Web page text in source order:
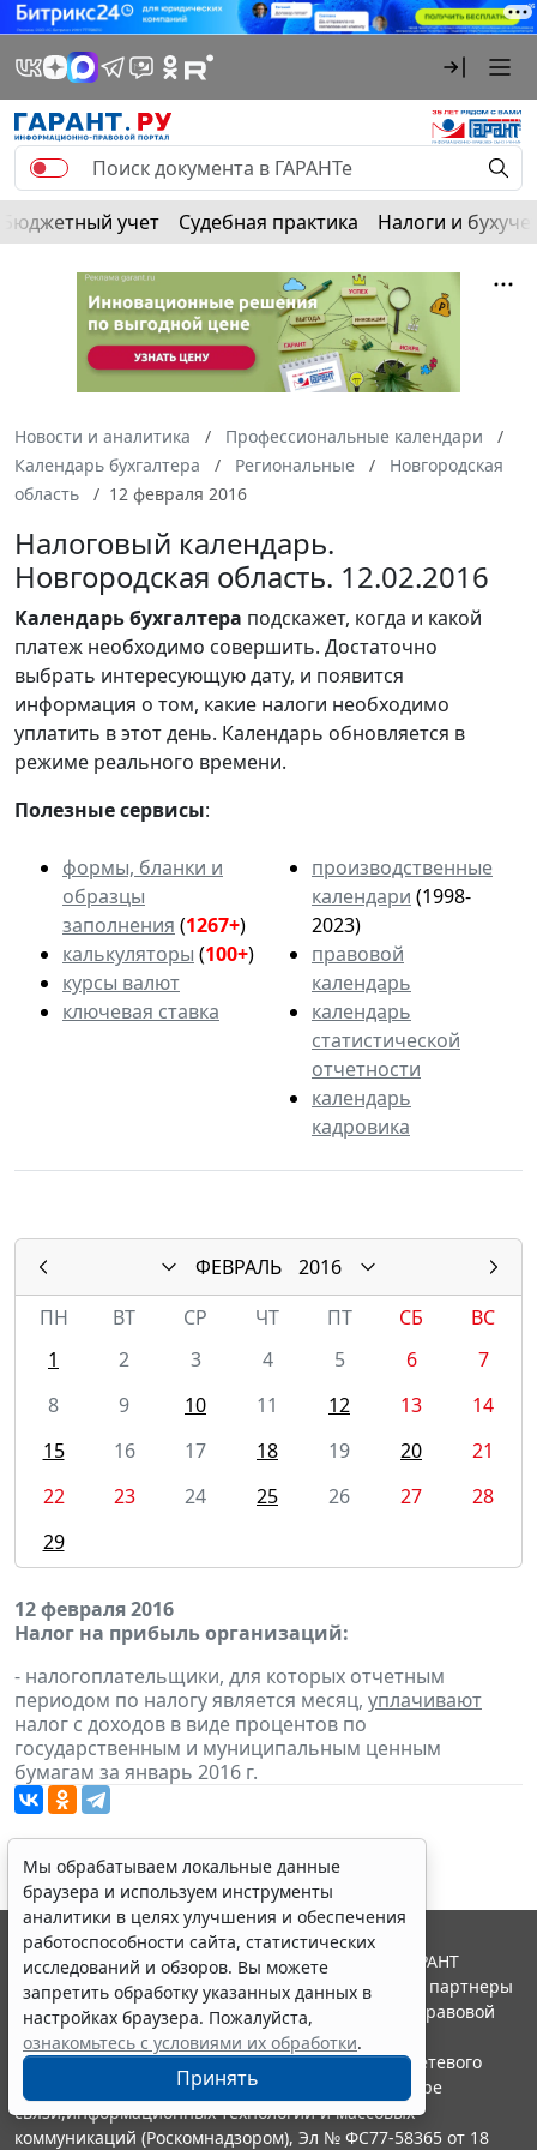
Бюджетный учет Судебная практика Налоги и
Новости и аналитика
Профессиональные календари
Календарь бухгалтера
Региональные
Новгородская
область
12 февраля 2016
Налоговый календарь.
Новгородская область. 12.02.2016
Календарьбухгалтера подскажет, когда и какой
платеж необходимо совершить. Достаточно
выбрать интересующую дату, и появится
информация о том, какие налоги необходимо
уплатить в этот день. Календарь обновляется в
режиме реального времени.
Полезные сервисы:
формы, бланки и
образцы
заполнения (1267+)
калькуляторы (100+)
курсы валют
ключевая ставка
производственные
календари (1998-
2023)
правовой
календарь
календарь
статистической
отчетности
календарь
кадровика
ФЕВРАЛЬ
2016
ПН
ВТ СР ЧТ ПТ СБ
ВС
1
2 3 4 5 6
7
8
9 10 11 12 13
14
15
16 17 18 19 20
21
22
23 24 25 26 27
28
29
12 февраля 2016
Налог на прибыль организаций:
- налогоплательщики, для которых отчетным
периодом по налогу является месяц, уплачивают
налог с доходов в виде процентов по
государственным и муниципальным ценным
бумагам за январь 2016 г.
Мы обрабатываем локальные данные
браузера и используем инструменты
аналитики в целях улучшения и обеспечения
работоспособности сайта, статистических
исследований и обзоров. Вы можете
запретить обработку указанных данных в
настройках браузера. Пожалуйста,
ознакомьтесь с условиями их обработки.
Принять
© ООО "НПП "ГАРАНТ-СЕРВИС", 2026. Система ГАРАНТ
выпускается с 1990 года. Компания "Гарант" и ее партнеры
являются участниками Российской ассоциации правовой
информации ГАРАНТ.
Портал ГАРАНТ.РУ зарегистрирован в качестве сетевого
издания Федеральной службой по надзору в сфере
связи,информационных технологий и массовых
коммуникаций (Роскомнадзором), Эл № ФС77-58365 от 18